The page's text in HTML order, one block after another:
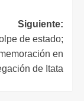
Siguiente:
de estado;
en
de Itata